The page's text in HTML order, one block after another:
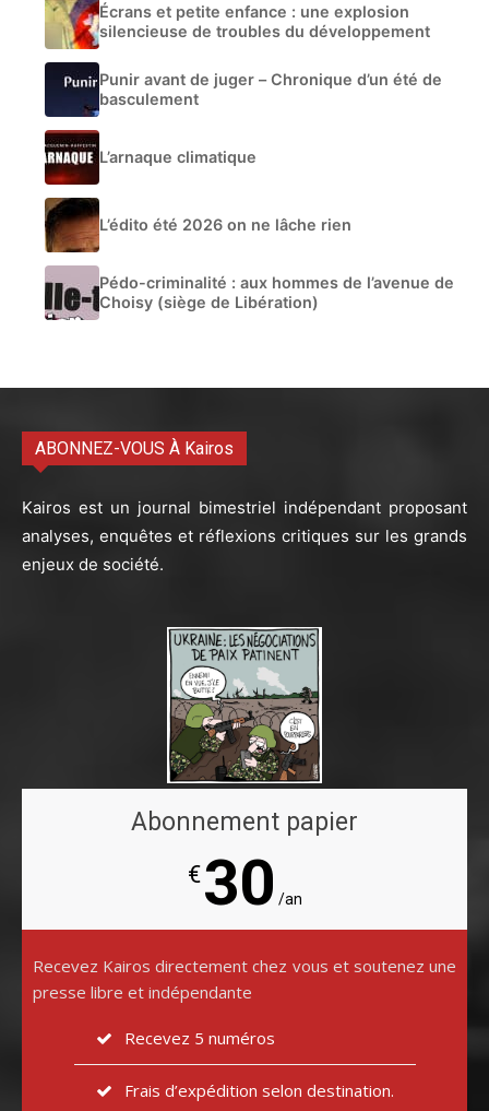
Écrans et petite enfance : une explosion
silencieuse de troubles du développement
Punir avant de juger – Chronique d’un été de
basculement
L’arnaque climatique
L’édito été 2026 on ne lâche rien
Pédo-criminalité : aux hommes de l’avenue de
Choisy (siège de Libération)
ABONNEZ-VOUS À Kairos
Kairos est un journal bimestriel indépendant proposant
analyses, enquêtes et réflexions critiques sur les grands
enjeux de société.
Abonnement papier
€30 /an
Recevez Kairos directement chez vous et soutenez une
presse libre et indépendante
Recevez 5 numéros
Frais d’expédition selon destination.